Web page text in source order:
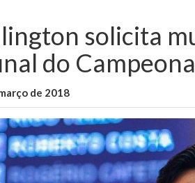
solicita
do
de 2018